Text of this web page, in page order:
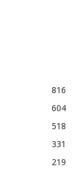
816
604
518
331
219